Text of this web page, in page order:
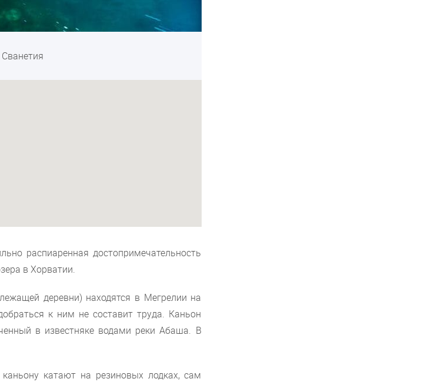
распиаренная достопримечательность
в Хорватии.
деревни) находятся в Мегрелии на
к ним не составит труда. Каньон
в известняке водами реки Абаша. В
катают на резиновых лодках, сам